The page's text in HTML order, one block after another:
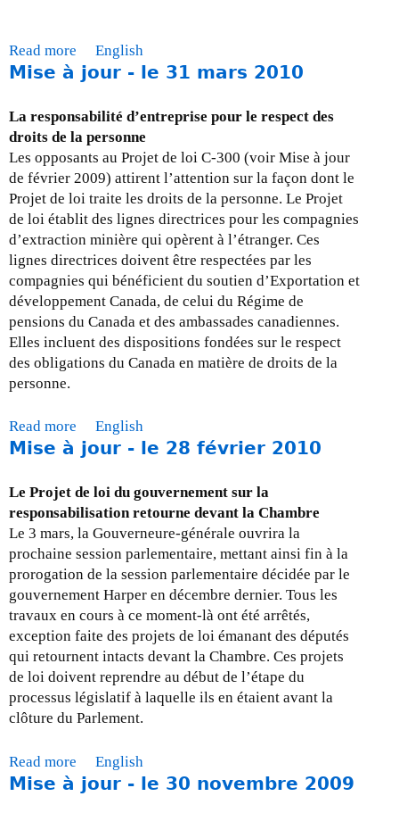
Read more
b
u
t
D
o
c
u
m
e
n
t
d
e
p
i
u
e
:
L
a
T
a
x
e
s
u
r
s
English
Mise à jour - le 31 mars 2010
La responsabilité d’entreprise pour le respect des
droits de la personne
Les opposants au Projet de loi C-300 (voir Mise à jour
de février 2009) attirent l’attention sur la façon dont le
Projet de loi traite les droits de la personne. Le Projet
de loi établit des lignes directrices pour les compagnies
d’extraction minière qui opèrent à l’étranger. Ces
lignes directrices doivent être respectées par les
compagnies qui bénéficient du soutien d’Exportation et
développement Canada, de celui du Régime de
pensions du Canada et des ambassades canadiennes.
Elles incluent des dispositions fondées sur le respect
des obligations du Canada en matière de droits de la
personne.
Read more
b
u
t
M
i
s
e
à
j
o
u
r
-
3
1
English
Mise à jour - le 28 février 2010
Le Projet de loi du gouvernement sur la
responsabilisation retourne devant la Chambre
Le 3 mars, la Gouverneure-générale ouvrira la
prochaine session parlementaire, mettant ainsi fin à la
prorogation de la session parlementaire décidée par le
gouvernement Harper en décembre dernier. Tous les
travaux en cours à ce moment-là ont été arrêtés,
exception faite des projets de loi émanant des députés
qui retournent intacts devant la Chambre. Ces projets
de loi doivent reprendre au début de l’étape du
processus législatif à laquelle ils en étaient avant la
clôture du Parlement.
Read more
b
English
Mise à jour - le 30 novembre 2009